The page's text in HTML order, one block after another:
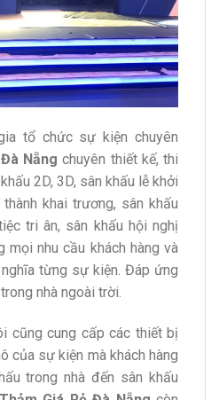
tổ chức sự kiện chuyên
Nẵng chuyên thiết kế, thi
2D, 3D, sân khấu lễ khởi
khai trương, sân khấu
tri ân, sân khấu hội nghị
mọi nhu cầu khách hàng và
từng sự kiện. Đáp ứng
nhà ngoài trời.
cũng cung cấp các thiết bị
của sự kiện mà khách hàng
trong nhà đến sân khấu